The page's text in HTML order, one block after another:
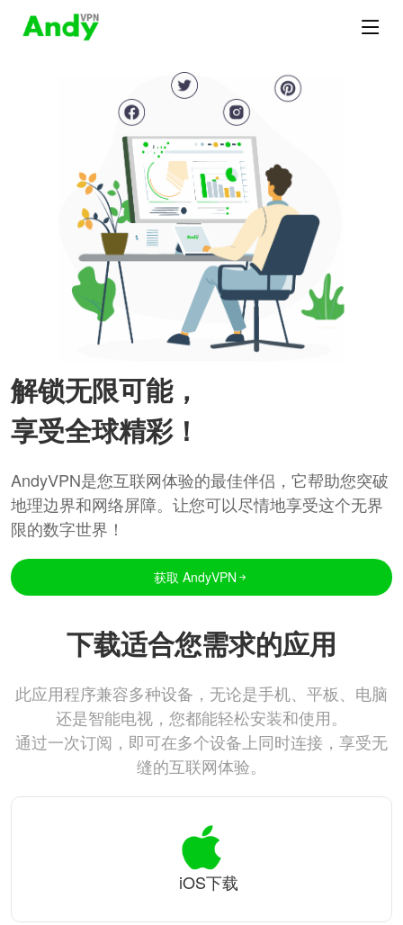
解锁无限可能，
享受全球精彩！
AndyVPN是您互联网体验的最佳伴侣，它帮助您突破
地理边界和网络屏障。让您可以尽情地享受这个无界
限的数字世界！
获取 AndyVPN
下载适合您需求的应用
此应用程序兼容多种设备，无论是手机、平板、电脑
还是智能电视，您都能轻松安装和使用。
通过一次订阅，即可在多个设备上同时连接，享受无
缝的互联网体验。
iOS下载